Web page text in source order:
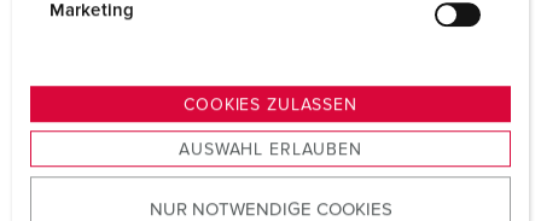
s
u
Marketing
COOKIES ZULASSEN
AUSWAHL ERLAUBEN
NUR NOTWENDIGE COOKIES